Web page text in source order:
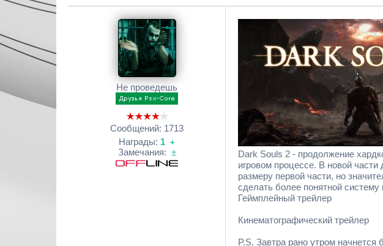
Не проведешь
Сообщений: 1713
Награды: 1 +
Замечания: ±
Dark Souls 2 - продолжение
игровом процессе. В новой
размеру первой части, но
сделать более понятной
Геймплейный трейлер
Кинематографический трейлер
P.S. Завтра рано утром начнется